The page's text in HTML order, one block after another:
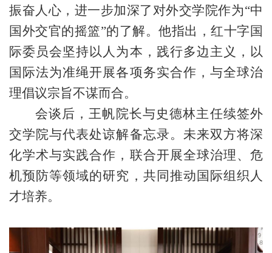
振奋人心， 进一步加深了对外交学院作为“中
国外交官的摇篮”的了解。他指出，红十字国
际委员会坚持以人为本，践行多边主义，以
国际法为准绳开展各项务实合作，与全球治
理倡议宗旨不谋而合。
会谈后，王帆院长与史德林主任续签外
交学院与代表处谅解备忘录。未来双方将深
化学术与实践合作，联合开展全球治理、危
机预防等领域的研究，共同推动国际组织人
才培养。